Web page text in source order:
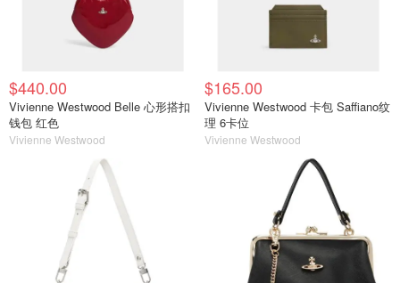
$440.00
Vivienne Westwood Belle 心形搭扣
钱包 红色
Vivienne Westwood
$165.00
Vivienne Westwood 卡包 Saffiano纹
理 6卡位
Vivienne Westwood